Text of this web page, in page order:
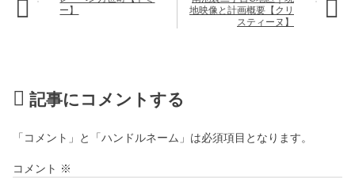
ー】
地映像と計画概要【クリ
スティーヌ】
記事にコメントする
「コメント」と「ハンドルネーム」は必須項目となります。
コメント ※